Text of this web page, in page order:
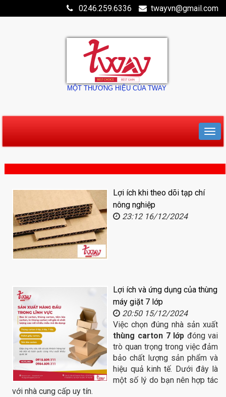
0246.259.6336 twayvn@gmail.com
MỘT THƯƠNG HIỆU CỦA TWAY
Lợi ích khi theo dõi tạp chí
nông nghiệp
23:12 16/12/2024
Lợi ích và ứng dụng của thùng
máy giặt 7 lớp
20:50 15/12/2024
Việc chọn đúng nhà sản xuất
thùng carton 7 lớp đóng vai
trò quan trọng trong việc đảm
bảo chất lượng sản phẩm và
hiệu quả kinh tế. Dưới đây là
một số lý do bạn nên hợp tác
với nhà cung cấp uy tín.